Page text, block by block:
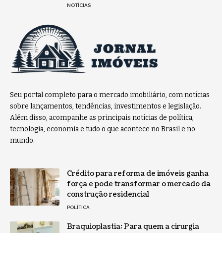
NOTÍCIAS
Seu portal completo para o mercado imobiliário, com notícias
sobre lançamentos, tendências, investimentos e legislação.
Além disso, acompanhe as principais notícias de política,
tecnologia, economia e tudo o que acontece no Brasil e no
mundo.
Crédito para reforma de imóveis ganha
força e pode transformar o mercado da
construção residencial
POLÍTICA
Braquioplastia: Para quem a cirurgia